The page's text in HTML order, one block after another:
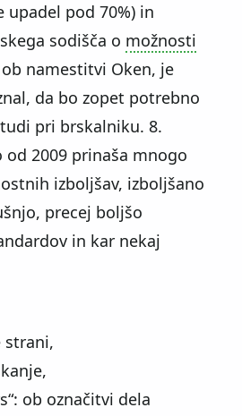
upadel pod 70%) in
sodišča o možnosti
ob namestitvi Oken, je
da bo zopet potrebno
pri brskalniku. 8.
od 2009 prinaša mnogo
izboljšav, izboljšano
precej boljšo
in kar nekaj
strani,
: ob označitvi dela